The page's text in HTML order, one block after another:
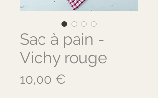
Sac à pain -
Vichy rouge
10,00 €